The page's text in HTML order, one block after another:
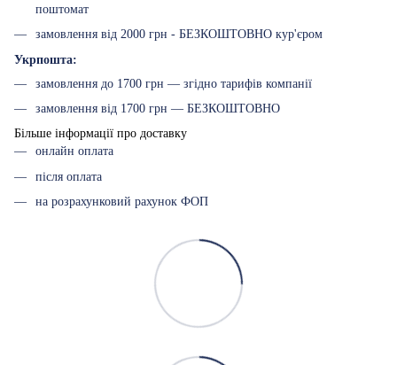
поштомат
замовлення від 2000 грн - БЕЗКОШТОВНО кур'єром
Укрпошта:
замовлення до 1700 грн — згідно тарифів компанії
замовлення від 1700 грн — БЕЗКОШТОВНО
Більше інформації про доставку
онлайн оплата
після оплата
на розрахунковий рахунок ФОП